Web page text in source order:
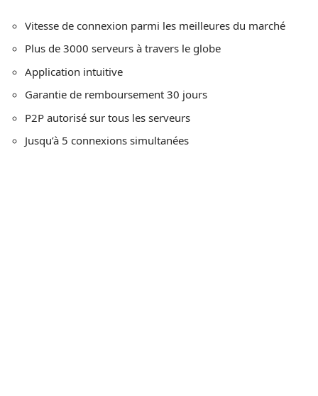
Vitesse de connexion parmi les meilleures du marché
Plus de 3000 serveurs à travers le globe
Application intuitive
Garantie de remboursement 30 jours
P2P autorisé sur tous les serveurs
Jusqu’à 5 connexions simultanées